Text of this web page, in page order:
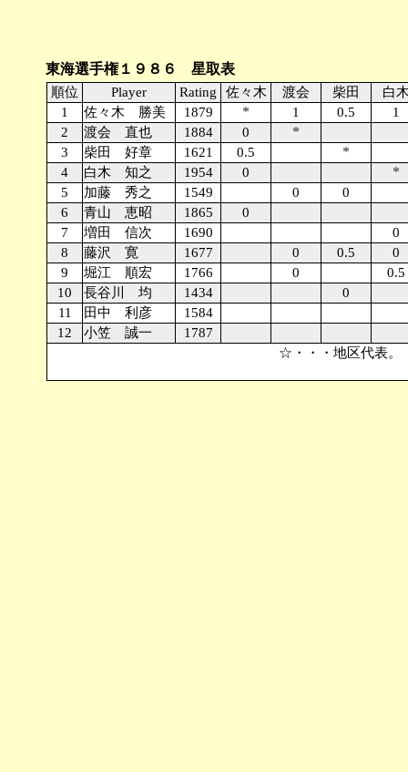
東海選手権１９８６ 星取表
順位 Player Rating 佐々木 渡会 柴田
白
1
佐々木 勝美 1879 * 1 0.5
1
2
渡会 直也 1884 0 *
3 柴田 好章 1621 0.5 *
4 白木 知之 1954 0 *
5 加藤 秀之 1549 0
0
6
青山 恵昭 1865
0
7
増田 信次 1690
0
8
藤沢 寛 1677 0 0.5
0
9
堀江 順宏 1766 0
0.5
10
長谷川 均 1434
0
11
田中 利彦
1584
12
小笠 誠一
1787
☆・・・地区代表。 同ポイントの